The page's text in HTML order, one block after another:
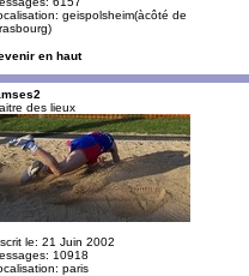
geispolsheim(àcôté de
en haut
des lieux
le: 21 Juin 2002
10918
paris